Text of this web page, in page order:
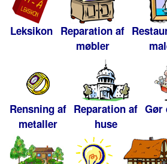
Leksikon Reparation af
møbler
Rensning af
metaller
Reparation af
huse
Gør